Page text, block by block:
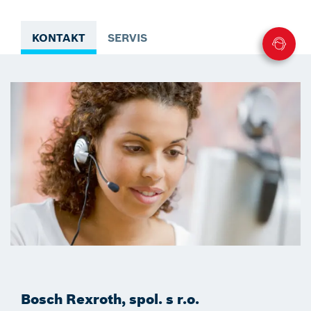
KONTAKT SERVIS
Bosch Rexroth, spol. s r.o.